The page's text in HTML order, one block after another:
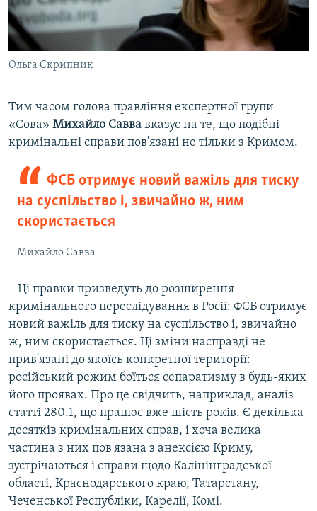
Ольга Скрипник
Тим часом голова правління експертної групи
«Сова» Михайло Савва вказує на те, що подібні
кримінальні справи пов'язані не тільки з Кримом.
ФСБ отримує новий важіль для тиску
на суспільство і, звичайно ж, ним
скористається
Михайло Савва
‒ Ці правки призведуть до розширення
кримінального переслідування в Росії: ФСБ отримує
новий важіль для тиску на суспільство і, звичайно
ж, ним скористається. Ці зміни насправді не
прив'язані до якоїсь конкретної території:
російський режим боїться сепаратизму в будь-яких
його проявах. Про це свідчить, наприклад, аналіз
статті 280.1, що працює вже шість років. Є декілька
десятків кримінальних справ, і хоча велика
частина з них пов'язана з анексією Криму,
зустрічаються і справи щодо Калінінградської
області, Краснодарського краю, Татарстану,
Чеченської Республіки, Карелії, Комі.